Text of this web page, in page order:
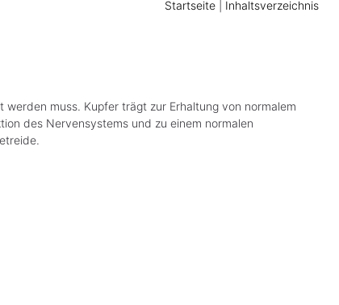
Startseite Inhaltsverzeichnis
muss. Kupfer trägt zur Erhaltung von normalem
des Nervensystems und zu einem normalen